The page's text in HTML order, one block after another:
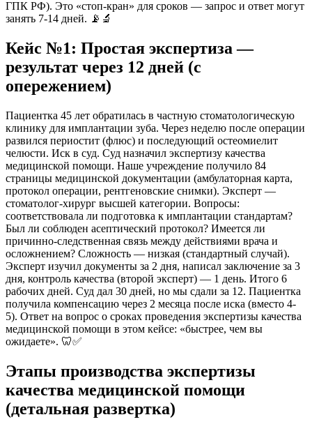
ГПК РФ). Это «стоп-кран» для сроков — запрос и ответ могут
занять 7-14 дней. 📡🔬
Кейс №1: Простая экспертиза —
результат через 12 дней (с
опережением)
Пациентка 45 лет обратилась в частную стоматологическую
клинику для имплантации зуба. Через неделю после операции
развился периостит (флюс) и последующий остеомиелит
челюсти. Иск в суд. Суд назначил экспертизу качества
медицинской помощи. Наше учреждение получило 84
страницы медицинской документации (амбулаторная карта,
протокол операции, рентгеновские снимки). Эксперт —
стоматолог-хирург высшей категории. Вопросы:
соответствовала ли подготовка к имплантации стандартам?
Был ли соблюден асептический протокол? Имеется ли
причинно-следственная связь между действиями врача и
осложнением? Сложность — низкая (стандартный случай).
Эксперт изучил документы за 2 дня, написал заключение за 3
дня, контроль качества (второй эксперт) — 1 день. Итого 6
рабочих дней. Суд дал 30 дней, но мы сдали за 12. Пациентка
получила компенсацию через 2 месяца после иска (вместо 4-
5). Ответ на вопрос о сроках проведения экспертизы качества
медицинской помощи в этом кейсе: «быстрее, чем вы
ожидаете». 🦷✅
Этапы производства экспертизы
качества медицинской помощи
(детальная развертка)